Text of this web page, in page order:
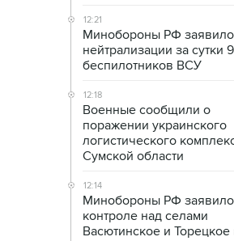
12:21
Минобороны РФ
нейтрализации за сутки
беспилотников ВСУ
12:18
Военные сообщили о
поражении украинского
логистического
Сумской области
12:14
Минобороны РФ
контроле над селами
Васютинское и